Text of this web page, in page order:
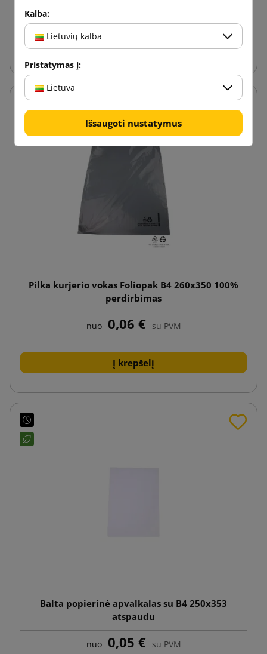
Pilka kurjerio vokas Foliopak B4 260x350 100%
perdirbimas
nuo 0,06 € su PVM
Į krepšelį
Balta popierinė apvalkalas su B4 250x353
atspaudu
nuo 0,05 € su PVM
Kalba:
Lietuvių kalba
Pristatymas į:
Lietuva
Išsaugoti nustatymus